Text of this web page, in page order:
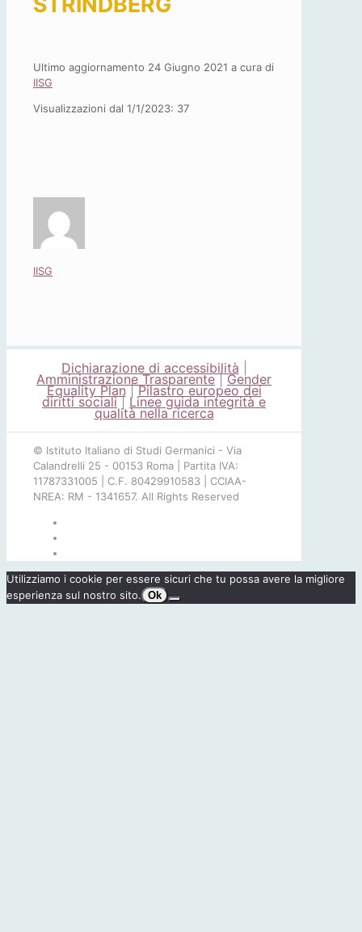
Ultimo aggiornamento 24 Giugno 2021 a cura di
IISG
Visualizzazioni dal 1/1/2023: 37
IISG
Dichiarazione di accessibilità
Amministrazione Trasparente|Gender
Equality Plan|Pilastro europeo dei
diritti sociali| Linee guida integrità e
qualità nella ricerca
© Istituto Italiano di Studi Germanici - Via
Calandrelli 25 - 00153 Roma | Partita IVA:
11787331005 | C.F. 80429910583 | CCIAA-
NREA: RM - 1341657. All Rights Reserved
Utilizziamo i cookie per essere sicuri che tu possa avere la migliore
esperienza sul nostro sito. Ok